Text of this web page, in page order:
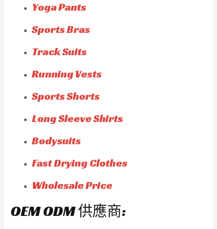
Yoga Pants
Sports Bras
Track Suits
Running Vests
Sports Shorts
Long Sleeve Shirts
Bodysuits
Fast Drying Clothes
Wholesale Price
OEM ODM 供應商: